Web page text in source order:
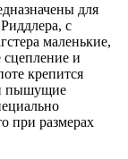
для
с
маленькие,
сцепление и
крепится
пышущие
при размерах